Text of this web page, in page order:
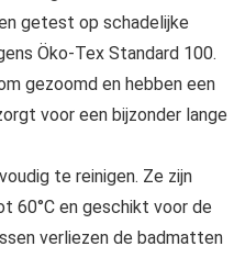
getest op schadelijke
Öko-Tex Standard 100.
gezoomd en hebben een
voor een bijzonder lange
te reinigen. Ze zijn
60°C en geschikt voor de
verliezen de badmatten